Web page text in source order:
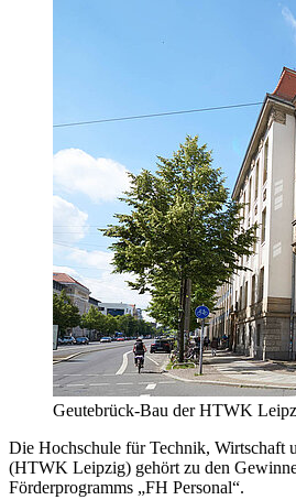
Geutebrück-Bau der HTWK
Die Hochschule für Technik, Wirtschaft
(HTWK Leipzig) gehört zu den
Förderprogramms „FH Personal“.